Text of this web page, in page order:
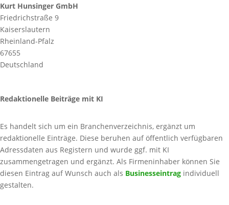
Kurt Hunsinger GmbH
Friedrichstraße 9
Kaiserslautern
Rheinland-Pfalz
67655
Deutschland
Redaktionelle Beiträge mit KI
Es handelt sich um ein Branchenverzeichnis, ergänzt um
redaktionelle Einträge. Diese beruhen auf öffentlich verfügbaren
Adressdaten aus Registern und wurde ggf. mit KI
zusammengetragen und ergänzt. Als Firmeninhaber können Sie
diesen Eintrag auf Wunsch auch als Businesseintrag individuell
gestalten.